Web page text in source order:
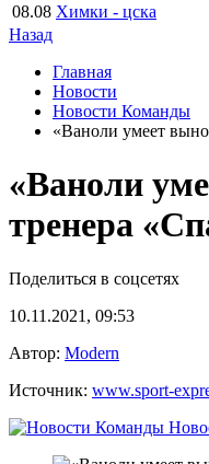
08.08 Химки - цска
Назад
Главная
Новости
Новости Команды
«Ваноли умеет
«Ваноли
тренера
Поделиться в соцсетях
10.11.2021, 09:53
Автор: Modern
Источник: www.sport-